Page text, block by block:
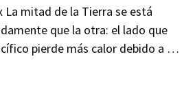
La mitad de la Tierra se está
que la otra: el lado que
pierde más calor debido a …